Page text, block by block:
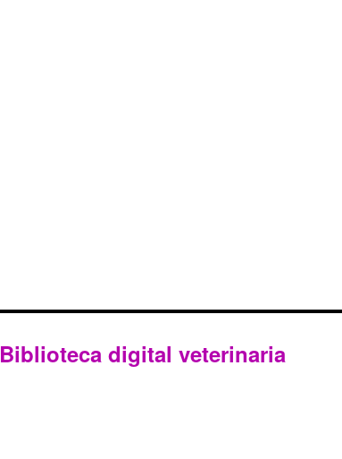
Biblioteca digital veterinaria